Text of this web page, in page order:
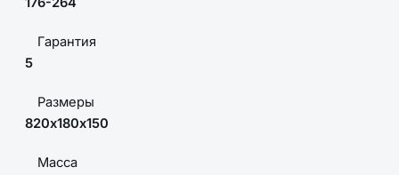
Гарантия
5
Размеры
820х180х150
Масса